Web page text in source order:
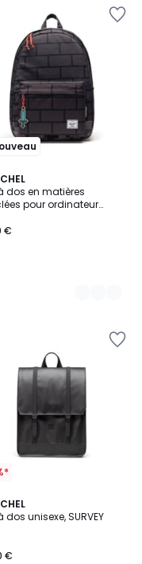
dos en matières
pour ordinateur
XL 30 L
€
dos unisexe, SURVEY
€